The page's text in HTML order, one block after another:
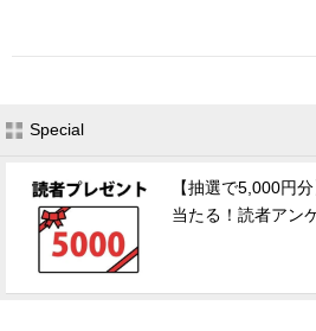
Special
【抽選で5,000円
当たる！読者アン